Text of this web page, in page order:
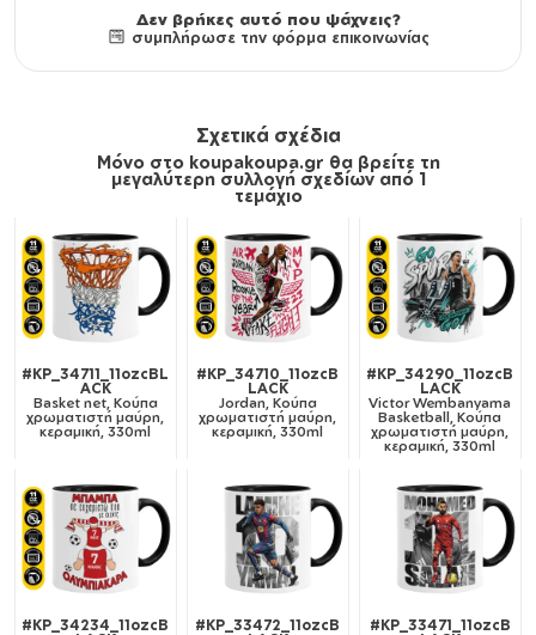
Δεν βρήκες αυτό που ψάχνεις?
συμπλήρωσε την φόρμα επικοινωνίας
Σχετικά σχέδια
Μόνο στο koupakoupa.gr θα βρείτε τη
μεγαλύτερη συλλογή σχεδίων από 1
τεμάχιο
#KP_34711_11ozcBL
ACK
Basket net, Κούπα
χρωματιστή μαύρη,
κεραμική, 330ml
#KP_34710_11ozcB
LACK
Jordan, Κούπα
χρωματιστή μαύρη,
κεραμική, 330ml
#KP_34290_11ozcB
LACK
Victor Wembanyama
Basketball, Κούπα
χρωματιστή μαύρη,
κεραμική, 330ml
#KP_34234_11ozcB
#KP_33472_11ozcB
#KP_33471_11ozcB